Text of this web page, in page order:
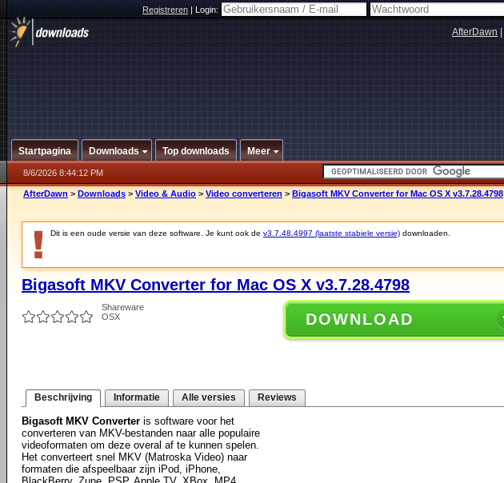
Registreren|Login:
AfterDawn
Startpagina Downloads Top downloads Meer
8/6/2026 8:44:12 PM
AfterDawn > Downloads > Video & Audio > Video converteren > Bigasoft MKV Converter for Mac OS X v3.7.28.4798
Dit is een oude versie van deze software. Je kunt ook de v3.7.48.4997 (laatste stabiele versie) downloaden.
Bigasoft MKV Converter for Mac OS X v3.7.28.4798
Shareware
OSX
DOWNLOAD
Beschrijving Informatie Alle versies Reviews
Bigasoft MKV Converter is software voor het
converteren van MKV-bestanden naar alle populaire
videoformaten om deze overal af te kunnen spelen.
Het converteert snel MKV (Matroska Video) naar
formaten die afspeelbaar zijn iPod, iPhone,